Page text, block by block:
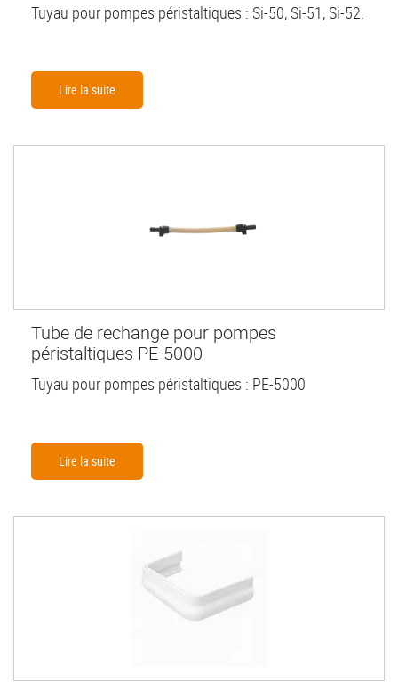
Tuyau pour pompes péristaltiques : Si-50, Si-51, Si-52.
Lire la suite
Tube de rechange pour pompes
péristaltiques PE-5000
Tuyau pour pompes péristaltiques : PE-5000
Lire la suite